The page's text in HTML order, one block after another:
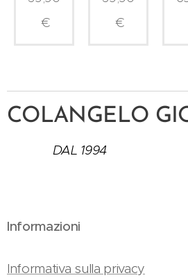
€
€
COLANGELO
DAL 1994
Informazioni
Informativa sulla privacy